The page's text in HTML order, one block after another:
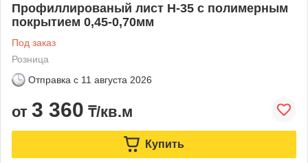
Профиллированый лист Н-35 с полимерным
покрытием 0,45-0,70мм
Под заказ
Розница
Отправка с 11 августа 2026
от 3 360 ₸/кв.м
Купить